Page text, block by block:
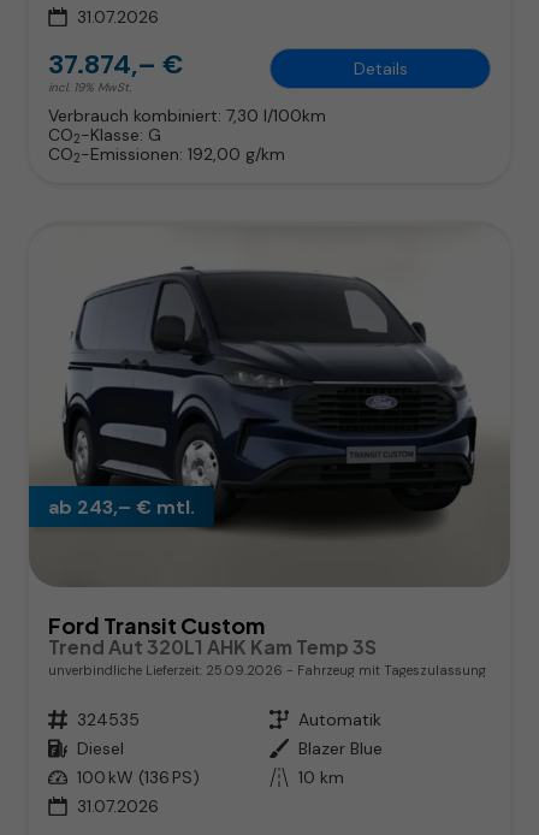
31.07.2026
37.874,– €
incl. 19% MwSt.
Details
Verbrauch kombiniert: 7,30 l/100km
CO2-Klasse: G
CO2-Emissionen: 192,00 g/km
ab 243,– € mtl.
Ford Transit Custom
Trend Aut 320L1 AHK Kam Temp 3S
unverbindliche Lieferzeit: 25.09.2026 Fahrzeug mit Tageszulassung
Fahrzeugnr. 324535 Getriebe Automatik
Kraftstoff Diesel Außenfarbe Blazer Blue
Leistung 100 kW (136 PS) Kilometerstand 10 km
31.07.2026